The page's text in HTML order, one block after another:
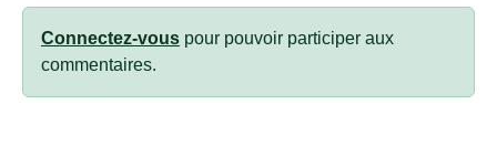
Connectez-vous pour pouvoir participer aux
commentaires.